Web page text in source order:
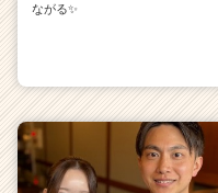
ながる✨